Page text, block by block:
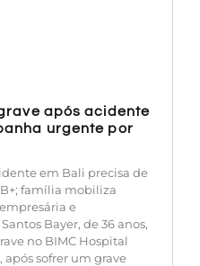
após acidente
urgente por
em Bali precisa de
família mobiliza
e
Bayer, de 36 anos,
no BIMC Hospital
sofrer um grave